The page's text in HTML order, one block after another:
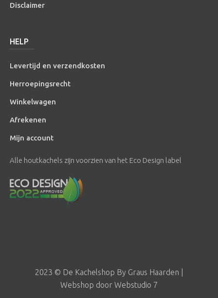
Disclaimer
HELP
Levertijd en verzendkosten
Herroepingsrecht
Winkelwagen
Afrekenen
Mijn account
Alle houtkachels zijn voorzien van het Eco Design label
2023 © De Kachelshop By Graus Haarden |
Webshop door Webstudio 7